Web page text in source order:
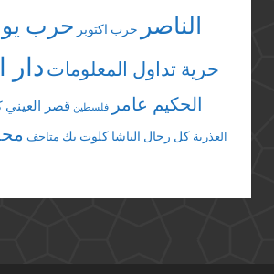
الناصر
حرب اكتوبر حرب
حرية تداول المعلومات دار
الحكيم عامر
فلسطين قصر العيني
العذرية كل رجال الباشا كلوت بك متاحف